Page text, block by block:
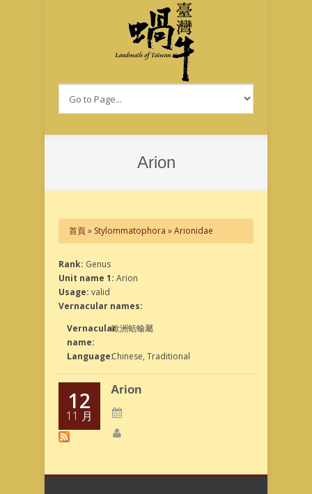
Arion
您在這裡
首頁» Stylommatophora »Arionidae
Rank: Genus
Unit name 1: Arion
Usage: valid
Vernacular names:
Vernacular
name:
歐洲蛞蝓屬
Language:Chinese, Traditional
12
11 月
Arion